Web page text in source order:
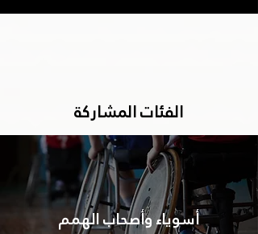
الفئات المشاركة
أسوياء وأصحاب الهمم